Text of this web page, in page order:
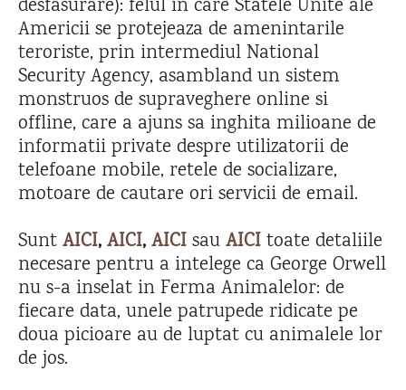
desfasurare): felul in care Statele Unite ale
Americii se protejeaza de amenintarile
teroriste, prin intermediul National
Security Agency, asambland un sistem
monstruos de supraveghere online si
offline, care a ajuns sa inghita milioane de
informatii private despre utilizatorii de
telefoane mobile, retele de socializare,
motoare de cautare ori servicii de email.
SuntAICI,AICI,AICIsauAICItoate detaliile
necesare pentru a intelege ca George Orwell
nu s-a inselat in Ferma Animalelor: de
fiecare data, unele patrupede ridicate pe
doua picioare au de luptat cu animalele lor
de jos.